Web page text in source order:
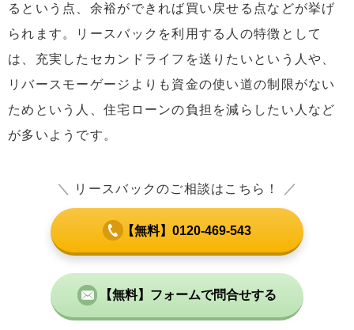
るという点、余裕ができれば買い戻せる点などが挙げ
られます。リースバックを利用する人の特徴として
は、充実したセカンドライフを送りたいという人や、
リバースモーゲージよりも資金の使い道の制限がない
ためという人、住宅ローンの負担を減らしたい人など
が多いようです。
＼ リースバックのご相談はこちら！ ／
【無料】0120-469-543
【無料】フォームで問合せする